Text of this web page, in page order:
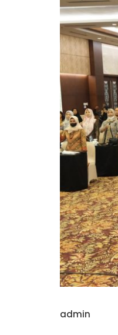
admin